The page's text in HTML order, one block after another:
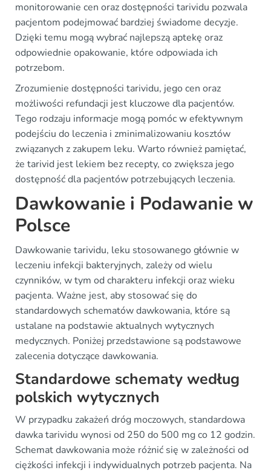
monitorowanie cen oraz dostępności tarividu pozwala
pacjentom podejmować bardziej świadome decyzje.
Dzięki temu mogą wybrać najlepszą aptekę oraz
odpowiednie opakowanie, które odpowiada ich
potrzebom.
Zrozumienie dostępności tarividu, jego cen oraz
możliwości refundacji jest kluczowe dla pacjentów.
Tego rodzaju informacje mogą pomóc w efektywnym
podejściu do leczenia i zminimalizowaniu kosztów
związanych z zakupem leku. Warto również pamiętać,
że tarivid jest lekiem bez recepty, co zwiększa jego
dostępność dla pacjentów potrzebujących leczenia.
Dawkowanie i Podawanie w
Polsce
Dawkowanie tarividu, leku stosowanego głównie w
leczeniu infekcji bakteryjnych, zależy od wielu
czynników, w tym od charakteru infekcji oraz wieku
pacjenta. Ważne jest, aby stosować się do
standardowych schematów dawkowania, które są
ustalane na podstawie aktualnych wytycznych
medycznych. Poniżej przedstawione są podstawowe
zalecenia dotyczące dawkowania.
Standardowe schematy według
polskich wytycznych
W przypadku zakażeń dróg moczowych, standardowa
dawka tarividu wynosi od 250 do 500 mg co 12 godzin.
Schemat dawkowania może różnić się w zależności od
ciężkości infekcji i indywidualnych potrzeb pacjenta. Na